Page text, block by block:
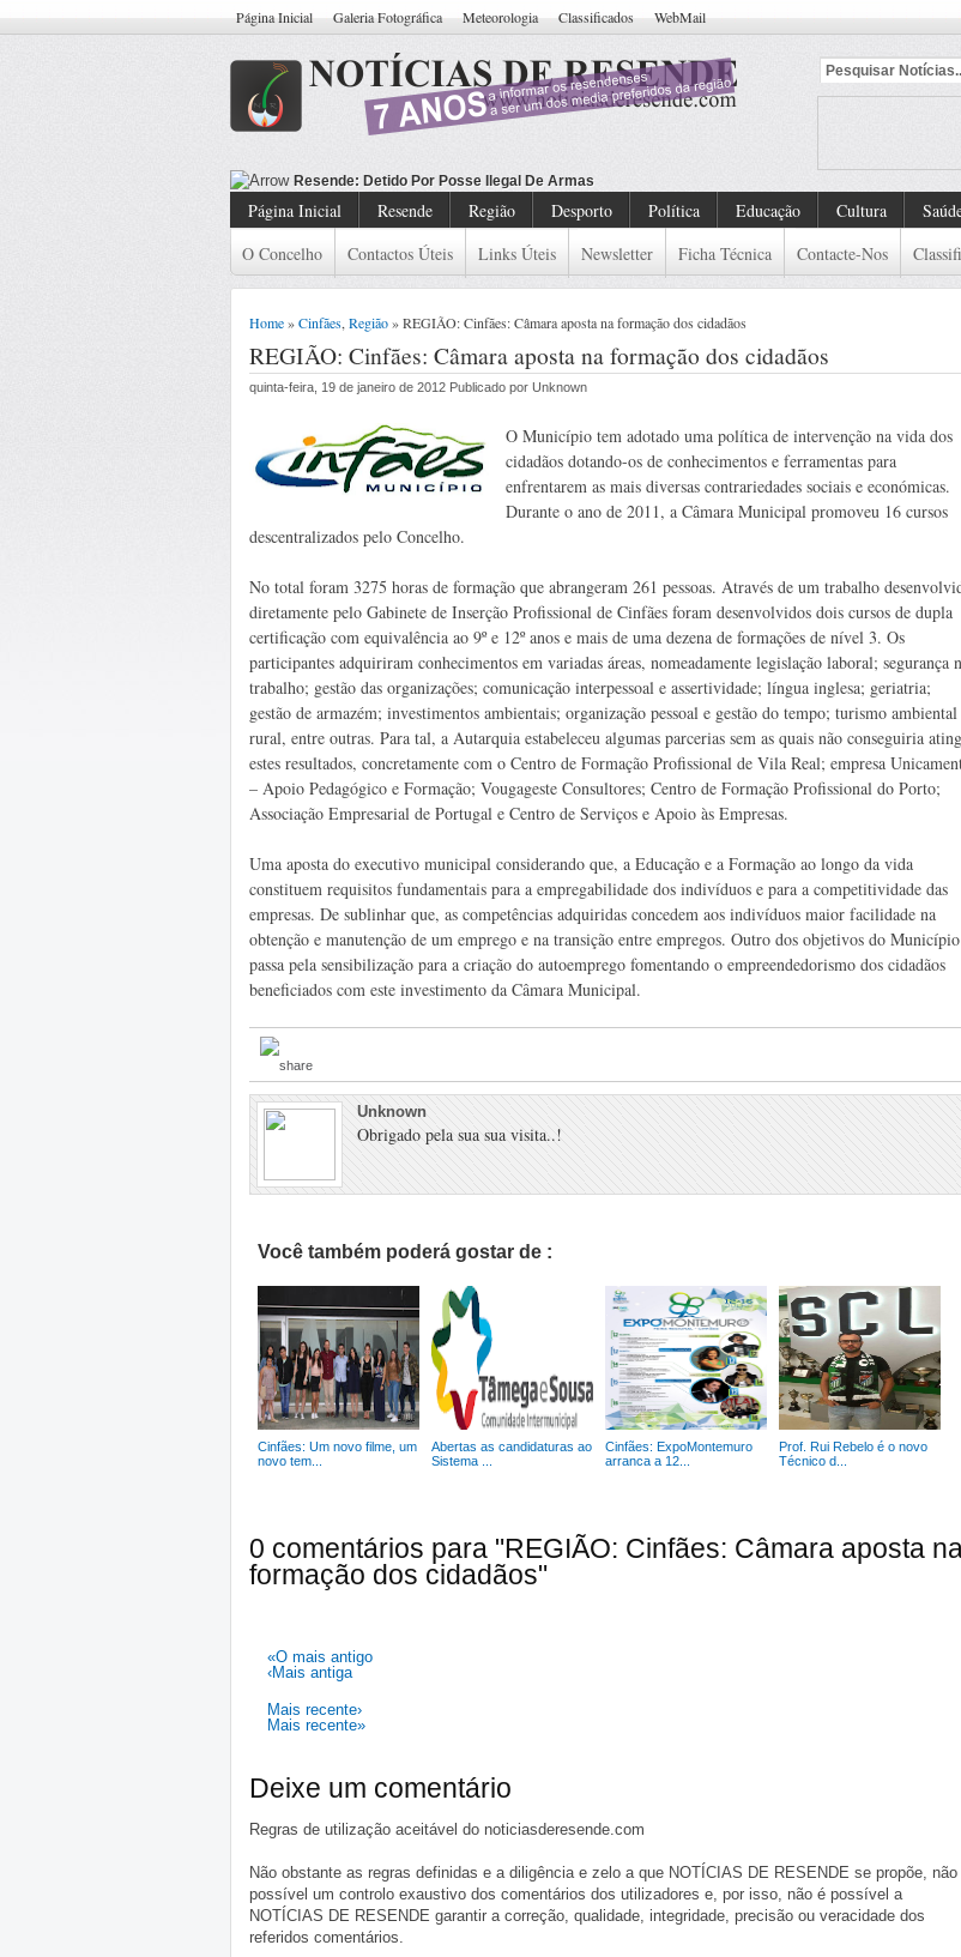
Página Inicial Galeria Fotográfica Meteorologia Classificados WebMail
Resende: Detido C
Página Inicial Resende Região Desporto Política Educação Cultura
O Concelho
Contactos Úteis Links Úteis Newsletter Ficha Técnica Contacte-Nos
Home»Cinfães Região» REGIÃO: Cinfães: Câmara aposta na formação dos cidadãos
REGIÃO: Cinfães: Câmara aposta na formação dos cidadãos
quinta-feira, 19 de janeiro de 2012 Publicado por Unknown
O Município tem adotado uma política de intervenção na vida dos
cidadãos dotando-os de conhecimentos e ferramentas para
enfrentarem as mais diversas contrariedades sociais e económicas.
Durante o ano de 2011, a Câmara Municipal promoveu 16 cursos
descentralizados pelo Concelho.
No total foram 3275 horas de formação que abrangeram 261 pessoas. Através de um trabalho
diretamente pelo Gabinete de Inserção Profissional de Cinfães foram desenvolvidos dois cursos de dupla
certificação com equivalência ao 9º e 12º anos e mais de uma dezena de formações de nível 3. Os
participantes adquiriram conhecimentos em variadas áreas, nomeadamente legislação laboral; segurança
trabalho; gestão das organizações; comunicação interpessoal e assertividade; língua inglesa; geriatria;
gestão de armazém; investimentos ambientais; organização pessoal e gestão do tempo; turismo ambiental
rural, entre outras. Para tal, a Autarquia estabeleceu algumas parcerias sem as quais não conseguiria
estes resultados, concretamente com o Centro de Formação Profissional de Vila Real; empresa
– Apoio Pedagógico e Formação; Vougageste Consultores; Centro de Formação Profissional do Porto;
Associação Empresarial de Portugal e Centro de Serviços e Apoio às Empresas.
Uma aposta do executivo municipal considerando que, a Educação e a Formação ao longo da vida
constituem requisitos fundamentais para a empregabilidade dos indivíduos e para a competitividade das
empresas. De sublinhar que, as competências adquiridas concedem aos indivíduos maior facilidade na
obtenção e manutenção de um emprego e na transição entre empregos. Outro dos objetivos do Município
passa pela sensibilização para a criação do autoemprego fomentando o empreendedorismo dos cidadãos
beneficiados com este investimento da Câmara Municipal.
Unknown
Obrigado pela sua sua visita..!
Você também poderá gostar de :
Cinfães: Um novo filme, um
novo tem...
Abertas as candidaturas ao
Sistema ...
Cinfães: ExpoMontemuro
arranca a 12...
Prof. Rui Rebelo é o novo
Técnico d...
0 comentários para "REGIÃO: Cinfães: Câmara aposta
formação dos cidadãos"
«O mais antigo
‹Mais antiga
Mais recente›
Mais recente»
Deixe um comentário
Regras de utilização aceitável do noticiasderesende.com
Não obstante as regras definidas e a diligência e zelo a que NOTÍCIAS DE RESENDE se propõe, não
possível um controlo exaustivo dos comentários dos utilizadores e, por isso, não é possível a
NOTÍCIAS DE RESENDE garantir a correção, qualidade, integridade, precisão ou veracidade dos
referidos comentários.